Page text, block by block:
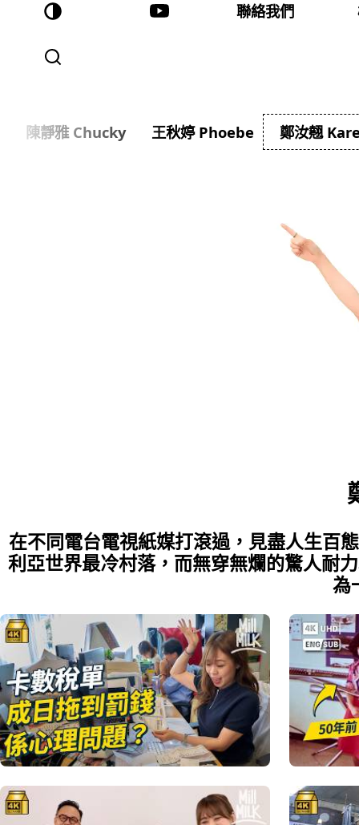
聯絡我們
陳靜雅 Chucky 王秋婷 Phoebe 鄭汝翹
在不同電台電視紙媒打滾過，見盡人生百
利亞世界最冷村落，而無穿無爛的驚人耐
為